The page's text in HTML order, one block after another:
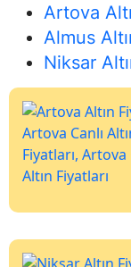
Artova
Almus
Niksar